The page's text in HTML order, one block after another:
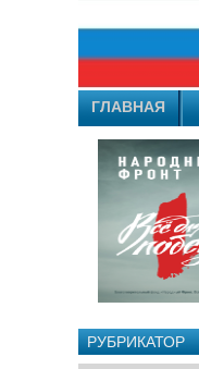
ГЛАВНАЯ
РУБРИКАТОР